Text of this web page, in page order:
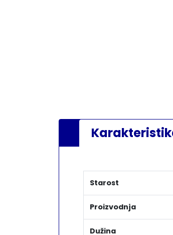
Starost
Proizvodnja
Dužina